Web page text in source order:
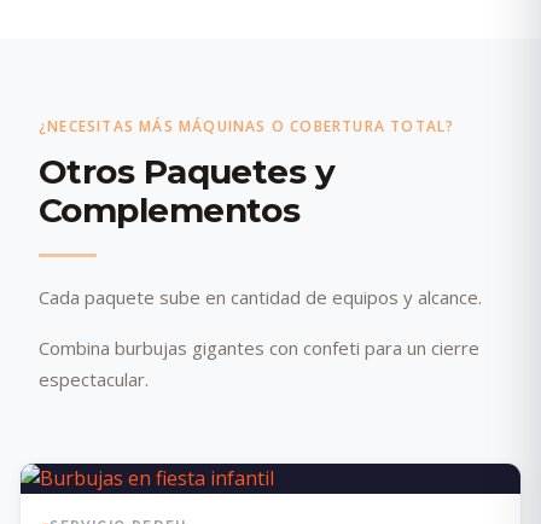
¿NECESITAS MÁS MÁQUINAS O COBERTURA TOTAL?
Otros Paquetes y
Complementos
Cada paquete sube en cantidad de equipos y alcance.
Combina burbujas gigantes con confeti para un cierre
espectacular.